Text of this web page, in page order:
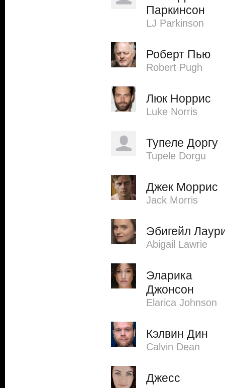
Паркинсон
LJ Parkinson
Роберт Пью
Robert Pugh
Люк Норрис
Luke Norris
Тупеле Доргу
Tupele Dorgu
Джек Моррис
Jack Morris
Эбигейл
Abigail Lawrie
Эларика
Джонсон
Elarica Johnson
Кэлвин Дин
Calvin Dean
Джесс